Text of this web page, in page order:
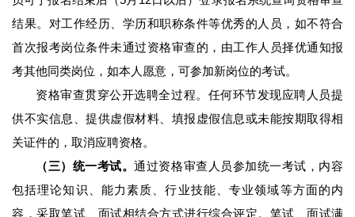
结果。对工作经历、学历和职称条件等优秀的人员，如不符合
首次报考岗位条件未通过资格审查的，由工作人员择优通知报
考其他同类岗位，如本人愿意，可参加新岗位的考试。
资格审查贯穿公开选聘全过程。任何环节发现应聘人员提
供不实信息、提供虚假材料、填报虚假信息或未能按期取得相
关证件的，取消应聘资格。
（三）统一考试。通过资格审查人员参加统一考试，内容
包括理论知识、能力素质、行业技能、专业领域等方面的内
容，采取笔试、面试相结合方式进行综合评定。笔试、面试满